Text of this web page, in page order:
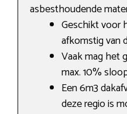
asbesthoudende
Geschikt voor
afkomstig van
Vaak mag het
max. 10%
Een 6m3
deze regio is